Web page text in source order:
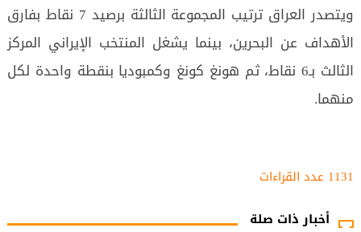
أخبار ذات صلة
ويتصدر العراق ترتيب المجموعة الثالثة برصيد 7 نقاط بفارق
الأهداف عن البحرين، بينما يشغل المنتخب الإيراني المركز
الثالث بـ6 نقاط، ثم هونغ كونغ وكمبوديا بنقطة واحدة لكل
منهما.
1131 عدد القراءات‌‌